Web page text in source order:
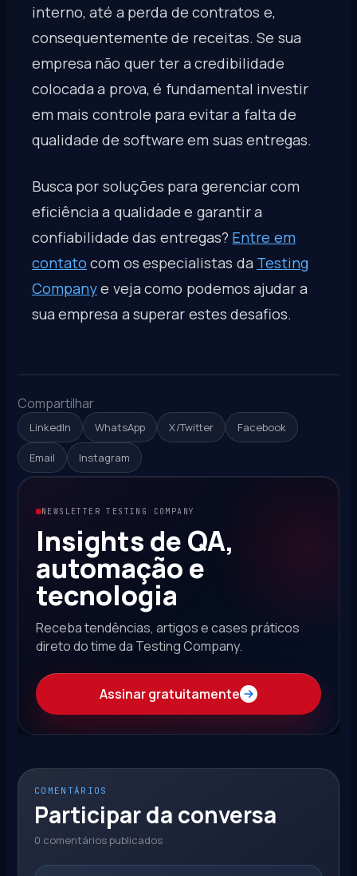
interno, até a perda de contratos e,
consequentemente de receitas. Se sua
empresa não quer ter a credibilidade
colocada a prova, é fundamental investir
em mais controle para evitar a falta de
qualidade de software em suas entregas.
Busca por soluções para gerenciar com
eficiência a qualidade e garantir a
confiabilidade das entregas? Entre em
contato com os especialistas da Testing
Companye veja como podemos ajudar a
sua empresa a superar estes desafios.
Compartilhar
LinkedIn WhatsApp X/Twitter Facebook
Email Instagram
NEWSLETTER TESTING COMPANY
Insights de QA,
automação e
tecnologia
Receba tendências, artigos e cases práticos
direto do time da Testing Company.
Assinar gratuitamente
COMENTÁRIOS
Participar da conversa
0 comentários publicados